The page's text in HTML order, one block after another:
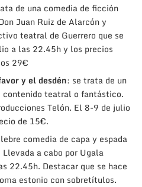
de una comedia de ficción
Juan Ruiz de Alarcón y
teatral de Guerrero que se
a las 22.45h y los precios
29€
y el desdén: se trata de un
contenido teatral o fantástico.
Telón. El 8-9 de julio
de 15€.
comedia de capa y espada
a cabo por Ugala
22.45h. Destacar que se hace
estonio con sobretítulos.